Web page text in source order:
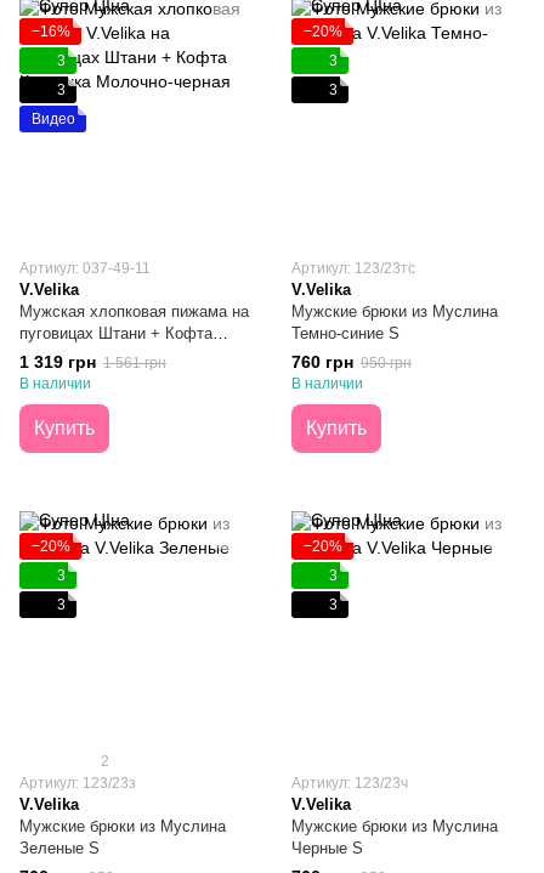
−16%
3
3
Видео
Артикул: 037-49-11
V.Velika
Мужская хлопковая пижама на
пуговицах Штани + Кофта
Клеточка Молочно-черная S
1 319 грн 1 561 грн
В наличии
Купить
−20%
3
3
Артикул: 123/23тс
V.Velika
Мужские брюки из Муслина
Темно-синие S
760 грн 950 грн
В наличии
Купить
−20%
3
3
2
Артикул: 123/23з
V.Velika
Мужские брюки из Муслина
Зеленые S
−20%
3
3
Артикул: 123/23ч
V.Velika
Мужские брюки из Муслина
Черные S